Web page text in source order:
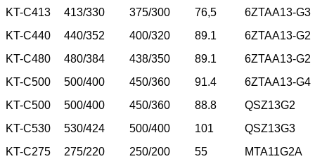
KT-C413
413/330 375/300 76,5
6ZTAA13-G3
KT-C440
440/352 400/320 89.1
6ZTAA13-G2
KT-C480
480/384 438/350 89.1
6ZTAA13-G2
KT-C500
500/400 450/360 91.4
6ZTAA13-G4
KT-C500
500/400 450/360 88.8
QSZ13G2
KT-C530
530/424 500/400 101
QSZ13G3
KT-C275
275/220 250/200 55
MTA11G2A